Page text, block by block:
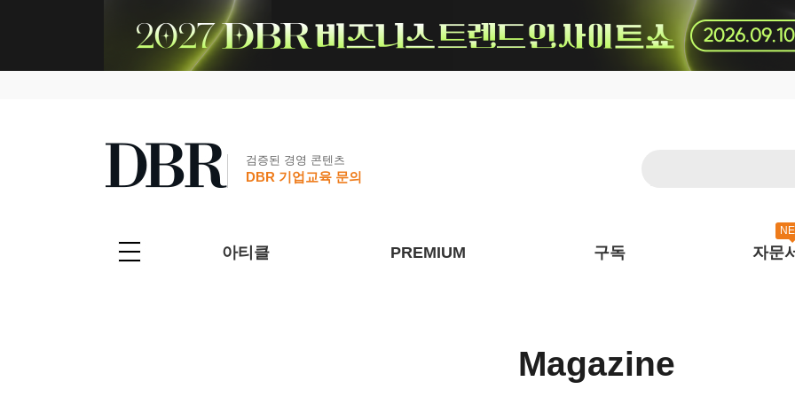
검증된 경영 콘텐츠
DBR 기업교육 문의
아티클 PREMIUM 구독 자문
Magazine